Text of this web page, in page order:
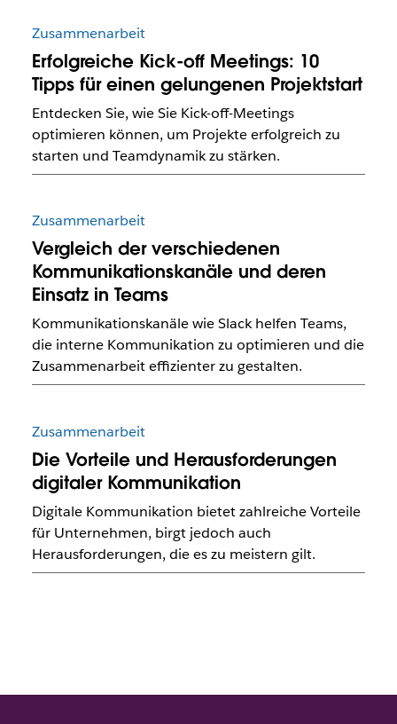
Zusammenarbeit
Erfolgreiche Kick-off Meetings: 10
Tipps für einen gelungenen Projektstart
Entdecken Sie, wie Sie Kick-off-Meetings
optimieren können, um Projekte erfolgreich zu
starten und Teamdynamik zu stärken.
Zusammenarbeit
Vergleich der verschiedenen
Kommunikationskanäle und deren
Einsatz in Teams
Kommunikationskanäle wie Slack helfen Teams,
die interne Kommunikation zu optimieren und die
Zusammenarbeit effizienter zu gestalten.
Zusammenarbeit
Die Vorteile und Herausforderungen
digitaler Kommunikation
Digitale Kommunikation bietet zahlreiche Vorteile
für Unternehmen, birgt jedoch auch
Herausforderungen, die es zu meistern gilt.